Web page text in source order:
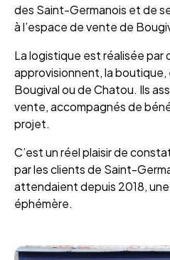
des Saint-Germanois et de
à l’espace de vente de
La logistique est réalisée par
approvisionnent, la
Bougival ou de Chatou. Ils
vente, accompagnés de
projet.
C’est un réel plaisir de
par les clients de Saint-
attendaient depuis 2018,
éphémère.